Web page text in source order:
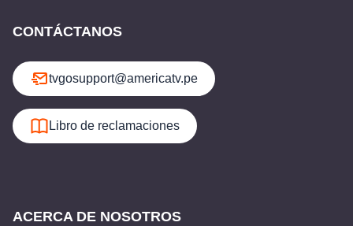
CONTÁCTANOS
tvgosupport@americatv.pe
Libro de reclamaciones
ACERCA DE NOSOTROS